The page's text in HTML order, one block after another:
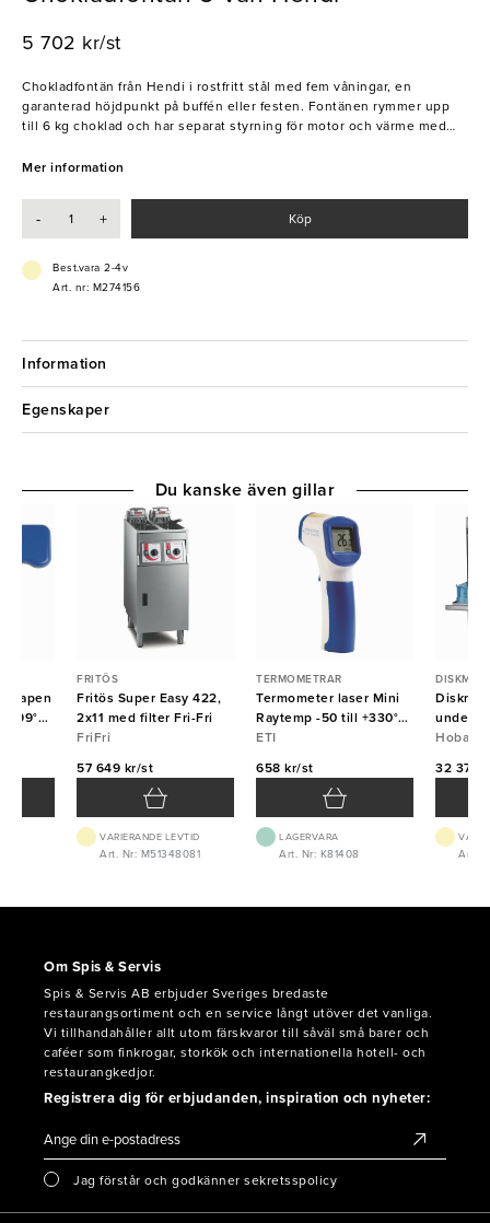
5 702 kr/st
Chokladfontän från Hendi i rostfritt stål med fem våningar, en
garanterad höjdpunkt på buffén eller festen. Fontänen rymmer upp
till 6 kg choklad och har separat styrning för motor och värme med
dessertupplevelse med frukt, bakverk eller marshmallows.
- Kapacitet: 2,5–6 kg choklad
- Temperaturjustering upp till 110 °C
Mer information
- + Köp
Best.vara 2-4v
Art. nr: M274156
Information
Egenskaper
FRITÖS
Fritös Super Easy 422,
2x11 med filter Fri-Fri
FriFri
57 649 kr/st
VARIERANDE LEVTID
Art. Nr: M51348081
TERMOMETRAR
Termometer laser Mini
Raytemp -50 till +330°C
ETI
ETI
658 kr/st
LAGERVARA
Art. Nr: K81408
Hobart
32 375
Art.
Du kanske även gillar
Om Spis & Servis
Spis & Servis AB erbjuder Sveriges bredaste
restaurangsortiment och en service långt utöver det vanliga.
Vi tillhandahåller allt utom färskvaror till såväl små barer och
caféer som finkrogar, storkök och internationella hotell- och
restaurangkedjor.
Registrera dig för erbjudanden, inspiration och nyheter:
Jag förstår och godkänner sekretsspolicy